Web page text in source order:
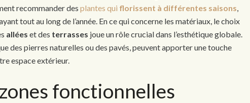
recommander des plantes qui florissent à différentes saisons,
tout au long de l’année. En ce qui concerne les matériaux, le choix
allées et des terrasses joue un rôle crucial dans l’esthétique globale.
des pierres naturelles ou des pavés, peuvent apporter une touche
espace extérieur.
fonctionnelles